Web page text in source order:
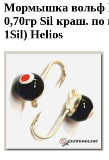
Мормышка вольф
0,70гр Sil краш. по
1Sil) Helios